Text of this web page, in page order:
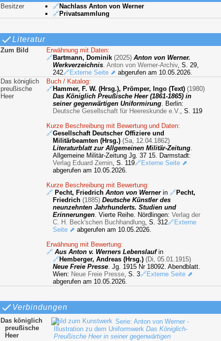
Besitzer 🔗Nachlass Anton von Werner
🔗Privatsammlung
Literatur
Zum Bild
Erwähnung mit Daten:
🔗Bartmann, Dominik (2025) Anton von Werner.
Werkverzeichnis .Anton von Werner-Archiv, S. 29,
242🔗Externe Seite ⬈ abgerufen am 10.05.2026.
Das königlich
preußische
Heer
Buch / Katalog:
🔗Hammer, F. W. (Hrsg.), Prömper, Ingo (Text) (1980)
Das Königlich Preußische Heer (1861-1865) in
seiner gegenwärtigen Uniformirung . Berlin:
Deutsche Gesellschaft für Heereskunde e.V.
, S. 119
Kurze Beschreibung mit Bewertung und Daten:
🔗Gesellschaft Deutscher Offiziere und
Militärbeamten (Hrsg.) (Sa, 12.04.1862)
Literaturblatt zur Allgemeinen Militär-Zeitung
Allgemeine Militär-Zeitung Jg. 37 15. Darmstadt:
Verlag Eduard Zernin , S. 119🔗Externe Seite ⬈
abgerufen am 10.05.2026.
Kurze Beschreibung mit Bewertung:
🔗 Pecht, FriedrichAnton von Wernerin 🔗Pecht,
Friedrich (1885) Deutsche Künstler des
neunzehnten Jahrhunderts. Studien und
Erinnerungen . Vierte Reihe. Nördlingen:Verlag der
C. H. Beck'schen Buchhandlung , S. 312🔗Externe
Seite ⬈ abgerufen am 10.05.2026.
Erwähnung mit Bewertung:
🔗 Aus Anton v. Werners Lebenslaufin
🔗Hemberger, Andreas (Hrsg.) (Di, 05.01.1915)
Neue Freie Presse . Jg. 1915 Nr 18092. Abendblatt.
Wien: Neue Freie Presse , S. 3🔗Externe Seite ⬈
abgerufen am 10.05.2026.
Verbindungen
Das königlich
preußische
Heer
Serie: Anton von Werner -
Illustration zu dem Uniformwerk Das Königlich-
Preußische Heer in seiner gegenwärtigen